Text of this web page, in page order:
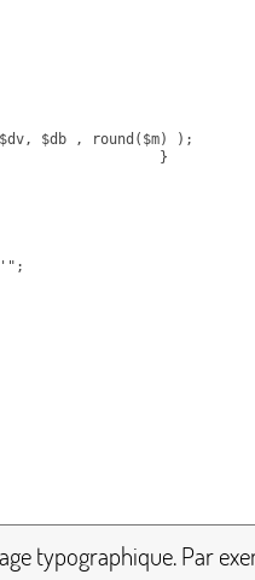
typographique. Par